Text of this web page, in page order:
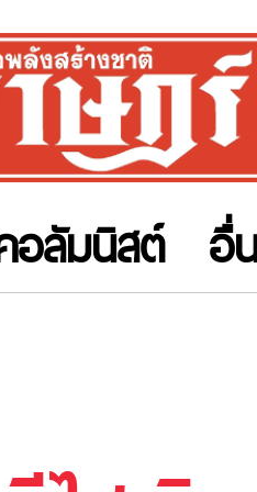
อลัมนิสต์ อื่